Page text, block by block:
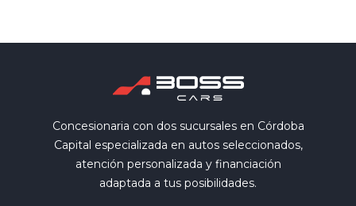
Concesionaria con dos sucursales en Córdoba
Capital especializada en autos seleccionados,
atención personalizada y financiación
adaptada a tus posibilidades.